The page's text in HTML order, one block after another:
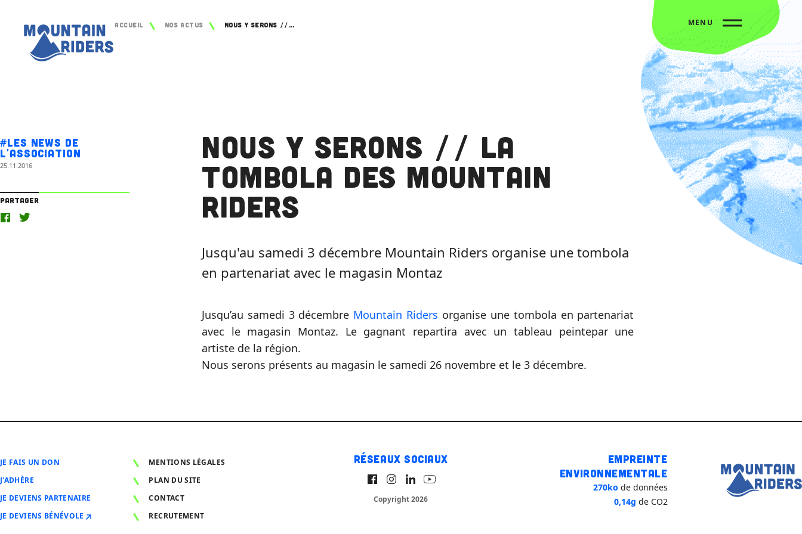
Accueil Nos actus Nous y serons // La tombola des Mountain Riders MENU
#Les news de
l'association
25.11.2016
Partager
Nous y serons // La
tombola des Mountain
Riders
Jusqu'au samedi 3 décembre Mountain Riders organise une tombola
en partenariat avec le magasin Montaz
Jusqu’au samedi 3 décembre Mountain Riders organise une tombola en partenariat
avec le magasin Montaz. Le gagnant repartira avec un tableau peintepar une
artiste de la région.
Nous serons présents au magasin le samedi 26 novembre et le 3 décembre.
JE FAIS UN DON
J'ADHÈRE
JE DEVIENS PARTENAIRE
JE DEVIENS BÉNÉVOLE
MENTIONS LÉGALES
PLAN DU SITE
CONTACT
RECRUTEMENT
Réseaux sociaux
Copyright 2026
Empreinte
environnementale
270ko de données
0,14g de CO2